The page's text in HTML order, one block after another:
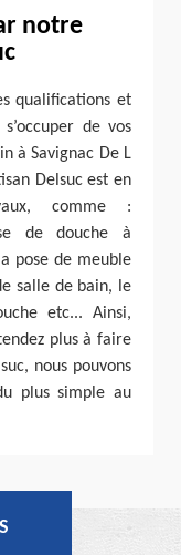
notre
qualifications et
de vos
à Savignac De L
Delsuc est en
comme :
de douche à
pose de meuble
salle de bain, le
etc... Ainsi,
plus à faire
nous pouvons
plus simple au